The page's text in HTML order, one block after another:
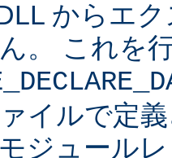
からエ
。 これを
イルで定
ジュール